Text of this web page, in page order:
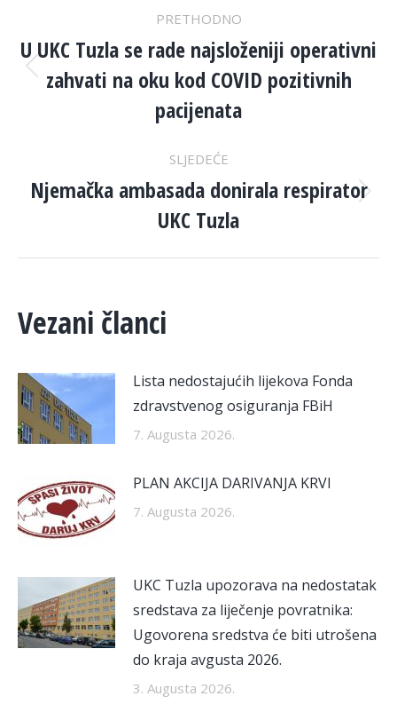
NAVIGATION
PRETHODNO
Previous
post:
U UKC Tuzla se rade najsloženiji operativni
zahvati na oku kod COVID pozitivnih
pacijenata
SLJEDEĆE
Next
post:
Njemačka ambasada donirala respirator
UKC Tuzla
Vezani članci
Lista nedostajućih lijekova Fonda
zdravstvenog osiguranja FBiH
7. Augusta 2026.
PLAN AKCIJA DARIVANJA KRVI
7. Augusta 2026.
UKC Tuzla upozorava na nedostatak
sredstava za liječenje povratnika:
Ugovorena sredstva će biti utrošena
do kraja avgusta 2026.
3. Augusta 2026.